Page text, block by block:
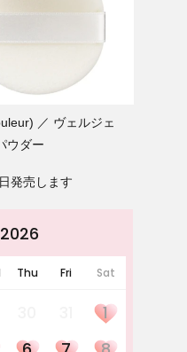
ヴェルジェ
ウダー
発売します
Thu Fri Sat
1